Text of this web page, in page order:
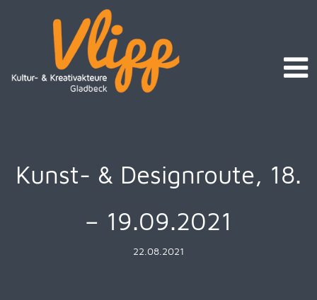
Kunst- & Designroute, 18.
– 19.09.2021
22.08.2021